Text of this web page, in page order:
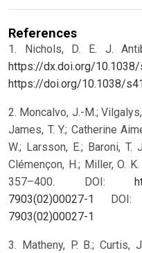
References
1. Nichols, D. E. J.
https://dx.doi.org/
https://doi.org/10.1038/
2. Moncalvo, J.-M.;
James, T. Y.; Catherine
W.; Larsson, E.; Baroni, T.
Clémençon, H.; Miller, O.
357–400. DOI:
7903(02)00027-1
DOI:
7903(02)00027-1
3. Matheny, P. B.; Curtis,